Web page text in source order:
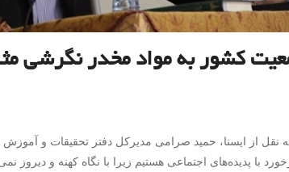
نقل از ایسنا، حمید صرامی مدیرکل دفتر تحقیقات و آموزش
با پدیده‌های اجتماعی هستیم زیرا با نگاه کهنه و دیروز